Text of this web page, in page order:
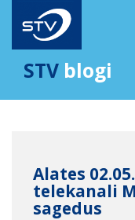
STV blogi
Alates
telekanali
sagedus